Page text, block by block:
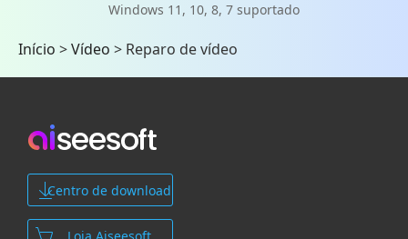
Windows 11, 10, 8, 7 suportado
Início >Vídeo > Reparo de vídeo
Centro de download